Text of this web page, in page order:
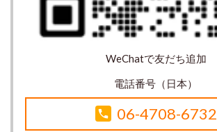
WeChatで友だち追加
電話番号（日本）
06-4708-6732